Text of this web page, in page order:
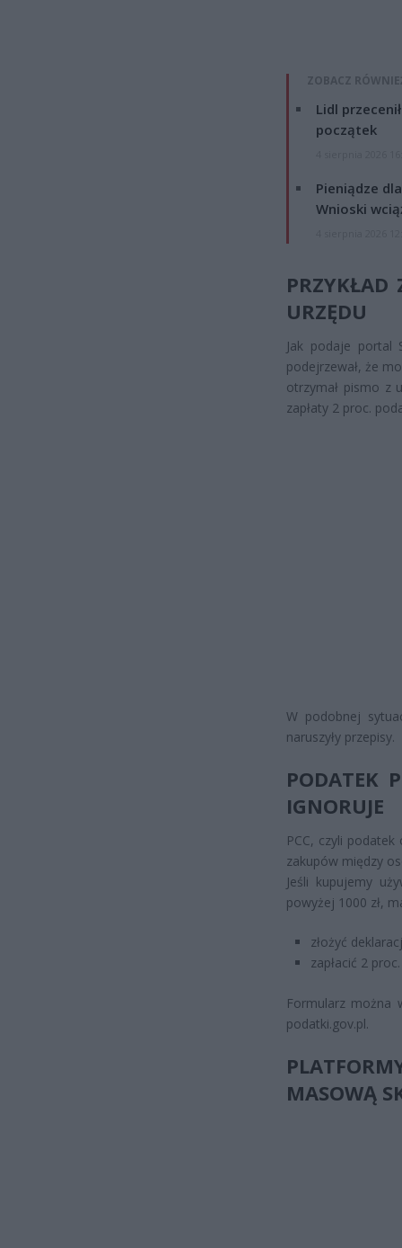
ZOBACZ
Lidl
początek
Pieniądze
Wnioski
PRZYKŁAD
URZĘDU
Jak podaje portal
podejrzewał, że
otrzymał pismo z
zapłaty 2 proc.
W podobnej
naruszyły przepisy.
PODATEK
IGNORUJE
PCC, czyli
zakupów między
Jeśli kupujemy
powyżej 1000 zł,
złożyć
zapłacić 2
Formularz można
podatki.gov.pl.
MASOWĄ